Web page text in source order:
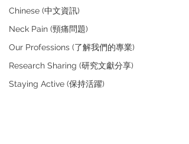
Chinese (中文資訊)
Neck Pain (頸痛問題)
Our Professions (了解我們的專業)
Research Sharing (研究文獻分享)
Staying Active (保持活躍)